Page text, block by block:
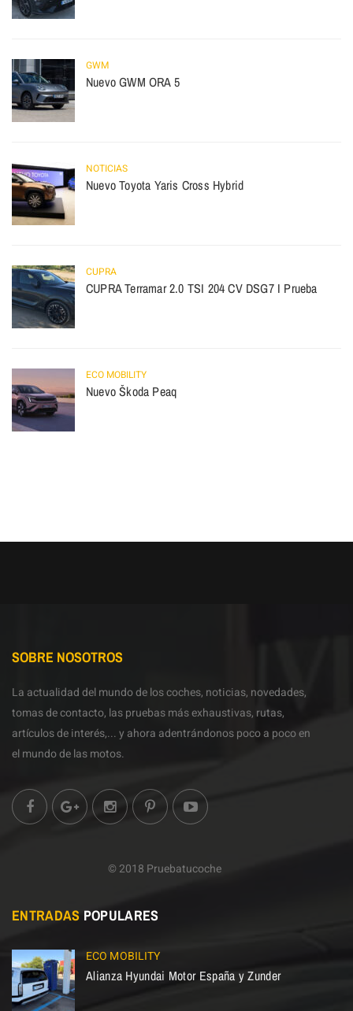
GWM
Nuevo GWM ORA 5
NOTICIAS
Nuevo Toyota Yaris Cross Hybrid
CUPRA
CUPRA Terramar 2.0 TSI 204 CV DSG7 I Prueba
ECO MOBILITY
Nuevo Škoda Peaq
SOBRE NOSOTROS
La actualidad del mundo de los coches, noticias, novedades,
tomas de contacto, las pruebas más exhaustivas, rutas,
artículos de interés,... y ahora adentrándonos poco a poco en
el mundo de las motos.
© 2018 Pruebatucoche
ENTRADAS POPULARES
ECO MOBILITY
Alianza Hyundai Motor España y Zunder